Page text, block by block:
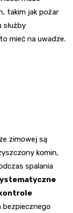
takim jak pożar
służby
mieć na uwadze.
zimowej są
komin,
spalania